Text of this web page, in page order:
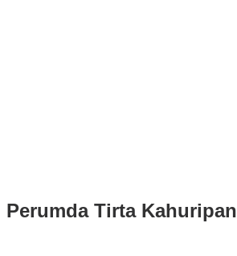
Perumda Tirta Kahuripan